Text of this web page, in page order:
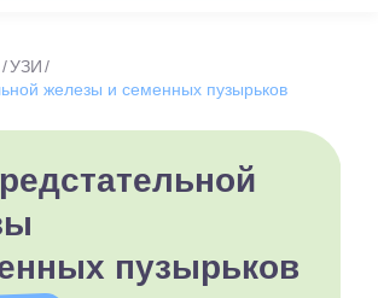
УЗИ
железы и семенных пузырьков
пузырьков